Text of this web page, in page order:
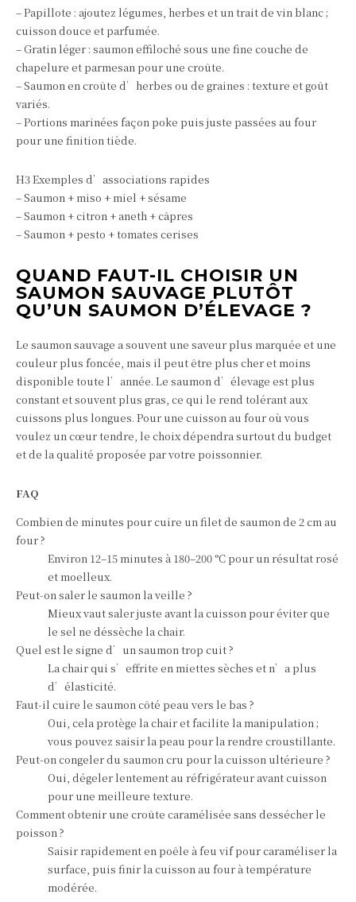
– Papillote : ajoutez légumes, herbes et un trait de vin blanc ;
cuisson douce et parfumée.
– Gratin léger : saumon effiloché sous une fine couche de
chapelure et parmesan pour une croûte.
– Saumon en croûte d’herbes ou de graines : texture et goût
variés.
– Portions marinées façon poke puis juste passées au four
pour une finition tiède.
H3 Exemples d’associations rapides
– Saumon + miso + miel + sésame
– Saumon + citron + aneth + câpres
– Saumon + pesto + tomates cerises
QUAND FAUT-IL CHOISIR UN
SAUMON SAUVAGE PLUTÔT
QU’UN SAUMON D’ÉLEVAGE ?
Le saumon sauvage a souvent une saveur plus marquée et une
couleur plus foncée, mais il peut être plus cher et moins
disponible toute l’année. Le saumon d’élevage est plus
constant et souvent plus gras, ce qui le rend tolérant aux
cuissons plus longues. Pour une cuisson au four où vous
voulez un cœur tendre, le choix dépendra surtout du budget
et de la qualité proposée par votre poissonnier.
FAQ
Combien de minutes pour cuire un filet de saumon de 2 cm au
four ?
Environ 12–15 minutes à 180–200 °C pour un résultat rosé
et moelleux.
Peut-on saler le saumon la veille ?
Mieux vaut saler juste avant la cuisson pour éviter que
le sel ne déssèche la chair.
Quel est le signe d’un saumon trop cuit ?
La chair qui s’effrite en miettes sèches et n’a plus
d’élasticité.
Faut-il cuire le saumon côté peau vers le bas ?
Oui, cela protège la chair et facilite la manipulation ;
vous pouvez saisir la peau pour la rendre croustillante.
Peut-on congeler du saumon cru pour la cuisson ultérieure ?
Oui, dégeler lentement au réfrigérateur avant cuisson
pour une meilleure texture.
Comment obtenir une croûte caramélisée sans dessécher le
poisson ?
Saisir rapidement en poêle à feu vif pour caraméliser la
surface, puis finir la cuisson au four à température
modérée.